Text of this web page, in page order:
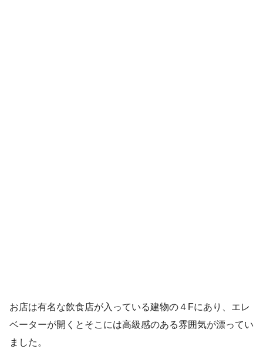
お店は有名な飲食店が入っている建物の４Fにあり、エレ
ベーターが開くとそこには高級感のある雰囲気が漂ってい
ました。